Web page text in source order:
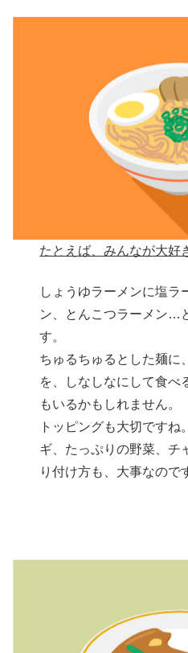
たとえば、みんなが大好
しょうゆラーメンに塩ラ
ン、とんこつラーメン…
す。
ちゅるちゅるとした麺に
を、しなしなにして食べ
もいるかもしれません。
トッピングも大切ですね
ギ、たっぷりの野菜、
り付け方も、大事なので